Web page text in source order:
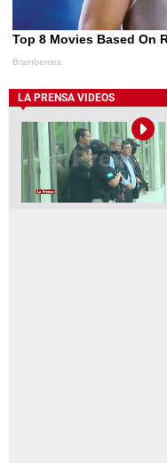
LA PRENSA VIDEOS